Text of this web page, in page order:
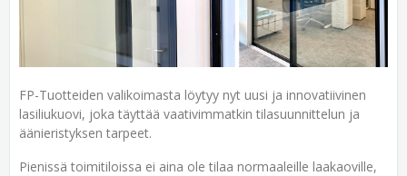
FP-Tuotteiden valikoimasta löytyy nyt uusi ja innovatiivinen
lasiliukuovi, joka täyttää vaativimmatkin tilasuunnittelun ja
äänieristyksen tarpeet.
Pienissä toimitiloissa ei aina ole tilaa normaaleille laakaoville,